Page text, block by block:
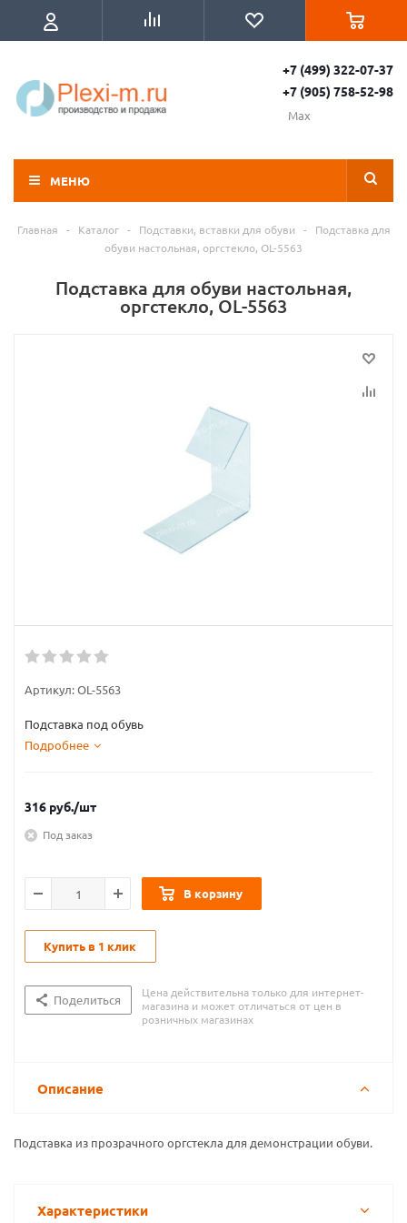
+7 (499) 322-07-37
+7 (905) 758-52-98
Max
МЕНЮ
Главная - Каталог - Подставки, вставки для обуви -
Подставка для
обуви настольная, оргстекло, OL-5563
Подставка для обуви настольная,
оргстекло, OL-5563
Артикул:OL-5563
Подставка под обувь
Подробнее
316 руб./шт
Под заказ
В корзину
Купить в 1 клик
Поделиться
Цена действительна только для интернет-
магазина и может отличаться от цен в
розничных магазинах
Описание
Подставка из прозрачного оргстекла для демонстрации обуви.
Характеристики